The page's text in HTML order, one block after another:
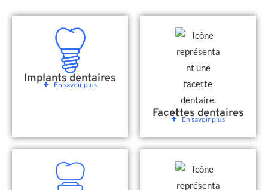
Implants dentaires
En savoir plus
Facettes dentaires
En savoir plus